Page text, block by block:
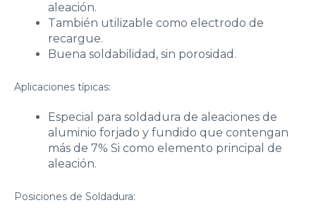
aleación.
También utilizable como electrodo de
recargue.
Buena soldabilidad, sin porosidad.
Aplicaciones típicas:
Especial para soldadura de aleaciones de
aluminio forjado y fundido que contengan
más de 7% Si como elemento principal de
aleación.
Posiciones de Soldadura: